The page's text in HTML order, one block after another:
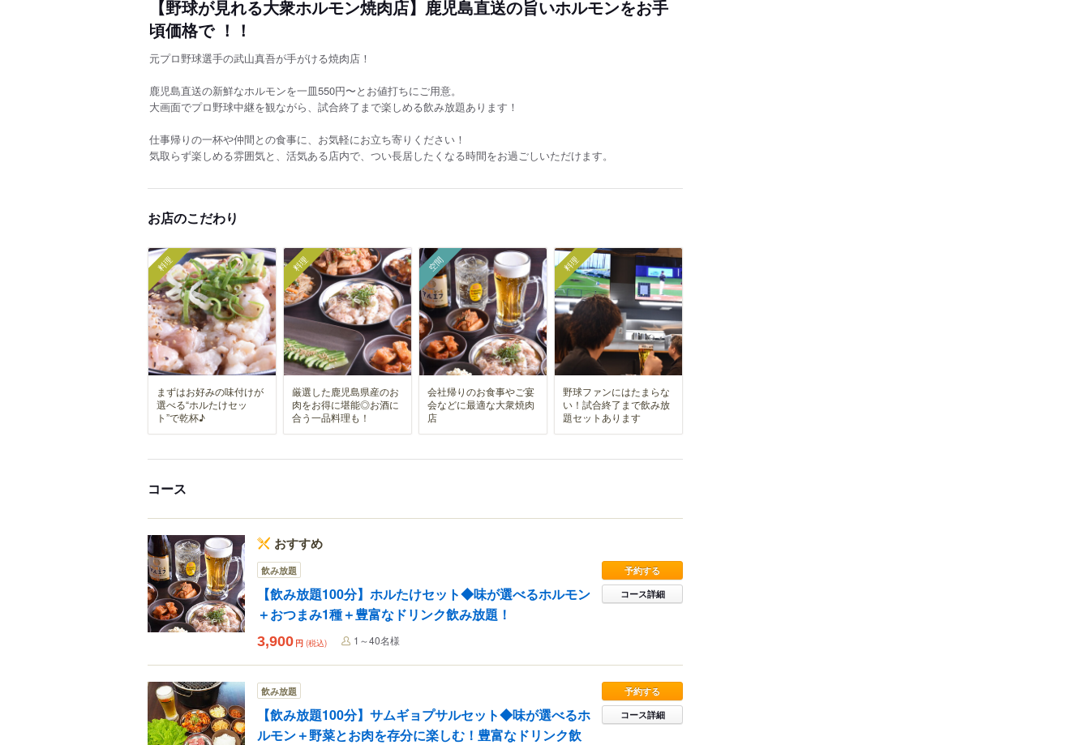
【野球が見れる大衆ホルモン焼肉店】鹿児島直送の旨いホルモンをお手
頃価格で ！！
元プロ野球選手の武山真吾が手がける焼肉店！
鹿児島直送の新鮮なホルモンを一皿550円〜とお値打ちにご用意。
大画面でプロ野球中継を観ながら、試合終了まで楽しめる飲み放題あります！
仕事帰りの一杯や仲間との食事に、お気軽にお立ち寄りください！
気取らず楽しめる雰囲気と、活気ある店内で、つい長居したくなる時間をお過ごしいただけます。
お店のこだわり
料理
まずはお好みの味付けが
選べる“ホルたけセッ
ト”で乾杯♪
料理
厳選した鹿児島県産のお
肉をお得に堪能◎お酒に
合う一品料理も！
空間
会社帰りのお食事やご宴
会などに最適な大衆焼肉
店
料理
野球ファンにはたまらな
い！試合終了まで飲み放
題セットあります
コース
おすすめ
飲み放題
【飲み放題100分】ホルたけセット◆味が選べるホルモン
＋おつまみ1種＋豊富なドリンク飲み放題！
予約する
コース詳細
3,900 円 (税込) 1～40名様
飲み放題
【飲み放題100分】サムギョプサルセット◆味が選べるホ
ルモン＋野菜とお肉を存分に楽しむ！豊富なドリンク飲
予約する
コース詳細